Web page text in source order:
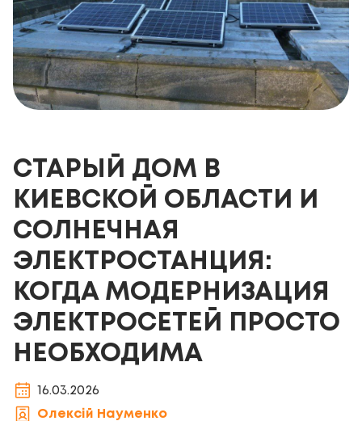
СТАРЫЙ ДОМ В
КИЕВСКОЙ ОБЛАСТИ И
СОЛНЕЧНАЯ
ЭЛЕКТРОСТАНЦИЯ:
КОГДА МОДЕРНИЗАЦИЯ
ЭЛЕКТРОСЕТЕЙ ПРОСТО
НЕОБХОДИМА
16.03.2026
Олексій Науменко